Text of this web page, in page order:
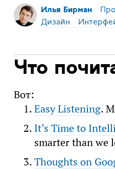
Илья Бирман
Дизайн
Что
Вот:
Easy Listening.
It’s Time to
smarter than we
Thoughts on